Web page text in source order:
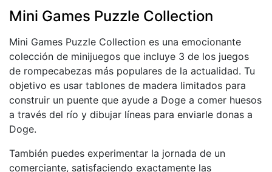
Mini Games Puzzle Collection
Mini Games Puzzle Collection es una emocionante
colección de minijuegos que incluye 3 de los juegos
de rompecabezas más populares de la actualidad. Tu
objetivo es usar tablones de madera limitados para
construir un puente que ayude a Doge a comer huesos
a través del río y dibujar líneas para enviarle donas a
Doge.
También puedes experimentar la jornada de un
comerciante, satisfaciendo exactamente las